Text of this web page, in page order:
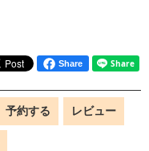
Share
予約する レビュー